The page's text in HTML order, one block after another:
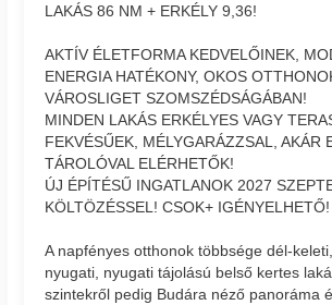
LAKÁS 86 NM + ERKÉLY 9,36!
AKTÍV ÉLETFORMA KEDVELŐINEK,
ENERGIA HATÉKONY, OKOS
VÁROSLIGET SZOMSZÉDSÁGÁBAN!
MINDEN LAKÁS ERKÉLYES VAGY
FEKVÉSŰEK, MÉLYGARÁZZSAL, AKÁR
TÁROLÓVAL ELÉRHETŐK!
ÚJ ÉPÍTÉSŰ INGATLANOK 2027
KÖLTÖZÉSSEL! CSOK+ IGÉNYELHETŐ!
A napfényes otthonok többsége dél-
nyugati, nyugati tájolású belső kertes
szintekről pedig Budára néző panoráma